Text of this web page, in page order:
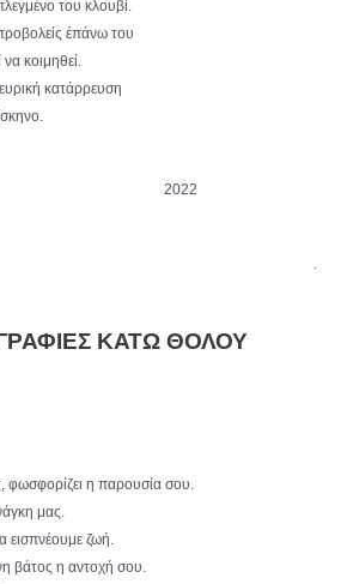
του κλουβί.
έπάνω του
κοιμηθεί.
κατάρρευση
2022
.
ΚΑΤΩ ΘΟΛΟΥ
φωσφορίζει η παρουσία σου.
μας.
εισπνέουμε ζωή.
βάτος η αντοχή σου.